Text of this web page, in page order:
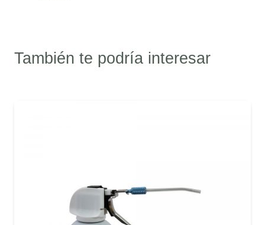
También te podría interesar